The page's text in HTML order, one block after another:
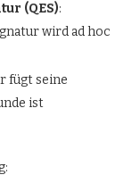
(QES):
wird ad hoc
fügt seine
ist